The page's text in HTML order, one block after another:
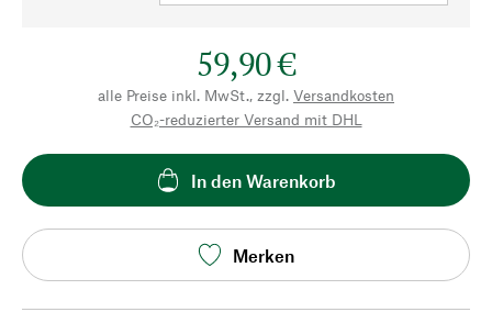
59,90 €
alle Preise inkl. MwSt., zzgl. Versandkosten
CO₂-reduzierter Versand mit DHL
In den Warenkorb
Merken